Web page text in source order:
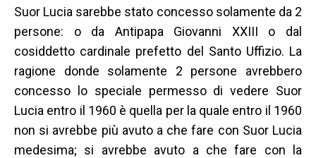
Suor Lucia sarebbe stato concesso solamente da 2
persone: o da Antipapa Giovanni XXIII o dal
cosiddetto cardinale prefetto del Santo Uffizio. La
ragione donde solamente 2 persone avrebbero
concesso lo speciale permesso di vedere Suor
Lucia entro il 1960 è quella per la quale entro il 1960
non si avrebbe più avuto a che fare con Suor Lucia
medesima; si avrebbe avuto a che fare con la